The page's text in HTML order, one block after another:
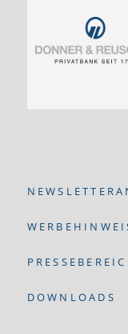
DOWNLOADS